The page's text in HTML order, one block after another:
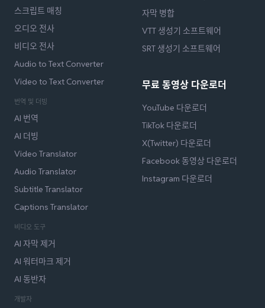
스크립트 매칭
오디오 전사
비디오 전사
Audio to Text Converter
Video to Text Converter
번역 및 더빙
AI 번역
AI 더빙
Video Translator
Audio Translator
Subtitle Translator
Captions Translator
비디오 도구
AI 자막 제거
AI 워터마크 제거
AI 동반자
개발자
자막 병합
VTT 생성기 소프트웨어
SRT 생성기 소프트웨어
무료 동영상 다운로더
YouTube 다운로더
TikTok 다운로더
X(Twitter) 다운로더
Facebook 동영상 다운로더
Instagram 다운로더